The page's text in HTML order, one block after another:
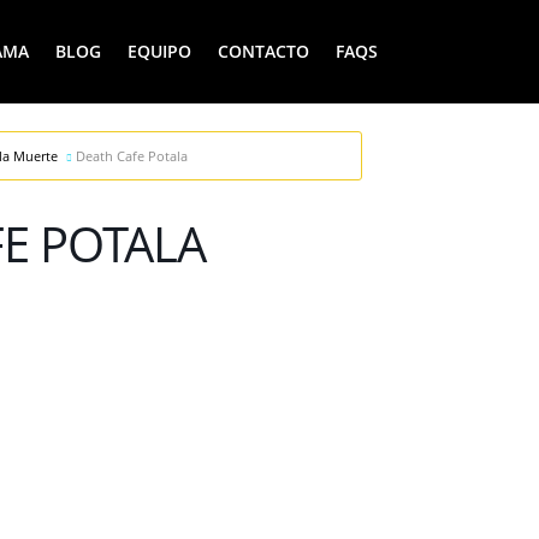
BLOG EQUIPO CONTACTO FAQS
Muerte Death Cafe Potala
POTALA